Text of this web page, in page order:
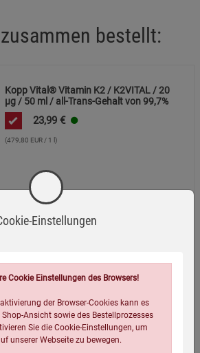
bestellt:
Kopp Vital® Vitamin K2 / K2VITAL / 20
µg / 50 ml / all-Trans-Gehalt von 99,7%
23,99 €
(479,80 EUR / 1 l)
Kopp Vital® Bio-Acerola-Pulver / 100 g / MHD
08.10.26
Einstellungen
Cookie Einstellungen des Browsers!
der Browser-Cookies kann es
Ansicht sowie des Bestellprozesses
Sie die Cookie-Einstellungen, um
unserer Webseite zu bewegen.